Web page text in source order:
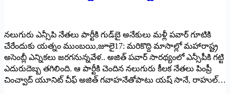
నలుగురు ఎన్సీపి నేతలు పార్టీకి గుడ్‌బై అనేకులు మళ్లీ పవార్‌ ‌గూటికి
చేరేందుకు యత్నం ముంబయి,జూలై17: మరికొద్ది మాసాల్లో మహారాష్ట్ర
అసెంబ్లీ ఎన్నికలు జరగనున్నవేళ.. అజిత్‌ ‌పవార్‌ ‌సారథ్యంలో ఎన్సీపీకి గట్టి
ఎదురుదెబ్బ తగిలింది. ఆ పార్టీకి చెందిన నలుగురు కీలక నేతలు పింప్రీ
చించ్వాద్‌ ‌యూనిట్‌ ‌చీఫ్‌ అజిత్‌ ‌గవాహనేతోపాటు యష్‌ ‌సానే, రాహుల్‌…